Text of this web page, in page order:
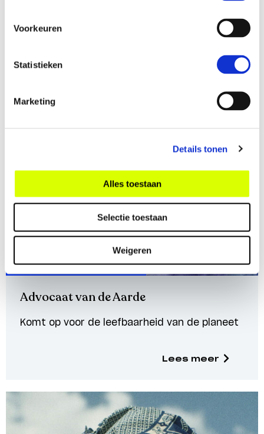
Voorkeuren
Statistieken
Marketing
Details tonen
Alles toestaan
Selectie toestaan
Weigeren
ondersteuning aan oorlogsslachtoffers
Lees meer
Weerbare rechtsstaat
Advocaat van de Aarde
Komt op voor de leefbaarheid van de planeet
Lees meer